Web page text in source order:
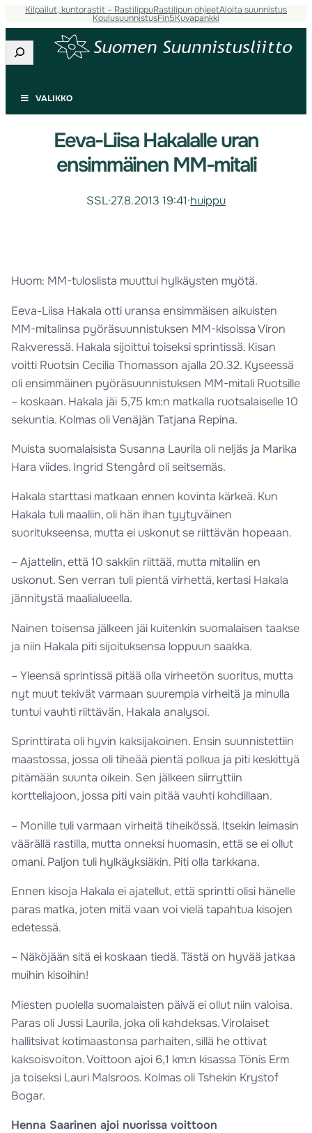
Kilpailut, kuntorastit – RastilippuRastilipun ohjeetAloita suunnistus
KoulusuunnistusFin5Kuvapankki
Etsi
VALIKKO
Eeva-Liisa Hakalalle uran
ensimmäinen MM-mitali
SSL·27.8.2013 19:41·huippu
Huom: MM-tuloslista muuttui hylkäysten myötä.
Eeva-Liisa Hakala otti uransa ensimmäisen aikuisten
MM-mitalinsa pyöräsuunnistuksen MM-kisoissa Viron
Rakveressä. Hakala sijoittui toiseksi sprintissä. Kisan
voitti Ruotsin Cecilia Thomasson ajalla 20.32. Kyseessä
oli ensimmäinen pyöräsuunnistuksen MM-mitali Ruotsille
– koskaan. Hakala jäi 5,75 km:n matkalla ruotsalaiselle 10
sekuntia. Kolmas oli Venäjän Tatjana Repina.
Muista suomalaisista Susanna Laurila oli neljäs ja Marika
Hara viides. Ingrid Stengård oli seitsemäs.
Hakala starttasi matkaan ennen kovinta kärkeä. Kun
Hakala tuli maaliin, oli hän ihan tyytyväinen
suoritukseensa, mutta ei uskonut se riittävän hopeaan.
– Ajattelin, että 10 sakkiin riittää, mutta mitaliin en
uskonut. Sen verran tuli pientä virhettä, kertasi Hakala
jännitystä maalialueella.
Nainen toisensa jälkeen jäi kuitenkin suomalaisen taakse
ja niin Hakala piti sijoituksensa loppuun saakka.
– Yleensä sprintissä pitää olla virheetön suoritus, mutta
nyt muut tekivät varmaan suurempia virheitä ja minulla
tuntui vauhti riittävän, Hakala analysoi.
Sprinttirata oli hyvin kaksijakoinen. Ensin suunnistettiin
maastossa, jossa oli tiheää pientä polkua ja piti keskittyä
pitämään suunta oikein. Sen jälkeen siirryttiin
kortteliajoon, jossa piti vain pitää vauhti kohdillaan.
– Monille tuli varmaan virheitä tiheikössä. Itsekin leimasin
väärällä rastilla, mutta onneksi huomasin, että se ei ollut
omani. Paljon tuli hylkäyksiäkin. Piti olla tarkkana.
Ennen kisoja Hakala ei ajatellut, että sprintti olisi hänelle
paras matka, joten mitä vaan voi vielä tapahtua kisojen
edetessä.
– Näköjään sitä ei koskaan tiedä. Tästä on hyvää jatkaa
muihin kisoihin!
Miesten puolella suomalaisten päivä ei ollut niin valoisa.
Paras oli Jussi Laurila, joka oli kahdeksas. Virolaiset
hallitsivat kotimaastonsa parhaiten, sillä he ottivat
kaksoisvoiton. Voittoon ajoi 6,1 km:n kisassa Tönis Erm
ja toiseksi Lauri Malsroos. Kolmas oli Tshekin Krystof
Bogar.
Henna Saarinen ajoi nuorissa voittoon